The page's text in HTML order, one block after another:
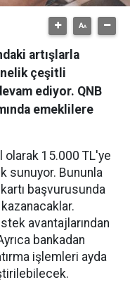
artışlarla
çeşitli
ediyor. QNB
emeklilere
olarak 15.000 TL'ye
sunuyor. Bununla
başvurusunda
avantajlarından
bankadan
işlemleri ayda